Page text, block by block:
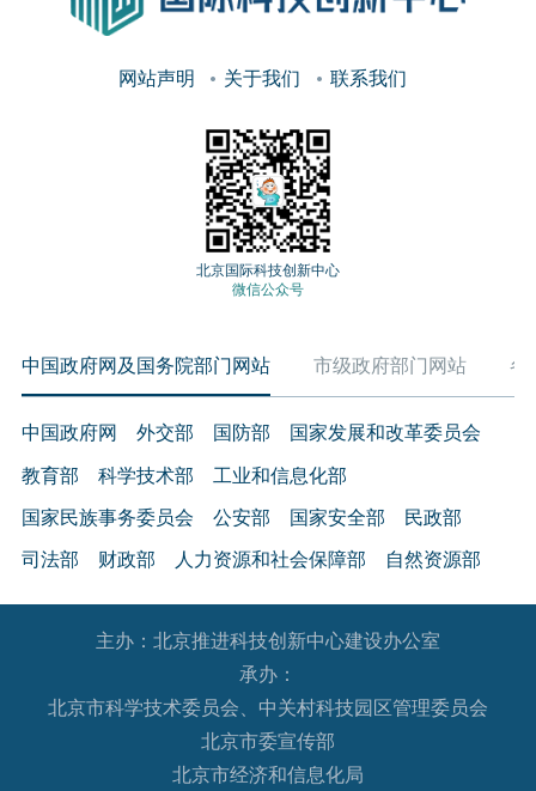
网站声明 关于我们 联系我们
北京国际科技创新中心
微信公众号
中国政府网及国务院部门网站 市级政府部门网站 各
中国政府网 外交部 国防部 国家发展和改革委员会
教育部 科学技术部 工业和信息化部
国家民族事务委员会 公安部 国家安全部 民政部
司法部 财政部 人力资源和社会保障部 自然资源部
生态环境部 住房和城乡建设部 交通运输部 水利部
农业农村部 商务部 文化和旅游部
退役军人事务部
国家语言文字工作委员会
国家航天局 国家原子能机构
主办：北京推进科技创新中心建设办公室
承办：
北京市科学技术委员会、中关村科技园区管理委员会
北京市委宣传部
北京市经济和信息化局